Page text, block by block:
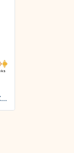
หนังสือ เก็บเล็กผสมใหญ่: ปรัชญาธุรกิจ จากผู้ล้มลุกเรียนรู้มากว่า 7 ทศวรรษ